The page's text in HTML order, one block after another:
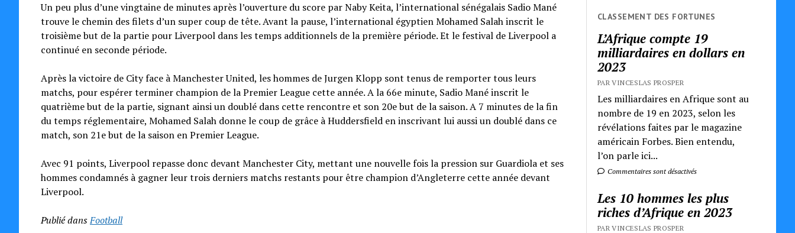
Un peu plus d’une vingtaine de minutes après l’ouverture du score par Naby Keita, l’international sénégalais Sadio Mané
trouve le chemin des filets d’un super coup de tête. Avant la pause, l’international égyptien Mohamed Salah inscrit le
troisième but de la partie pour Liverpool dans les temps additionnels de la première période. Et le festival de Liverpool a
continué en seconde période.
Après la victoire de City face à Manchester United, les hommes de Jurgen Klopp sont tenus de remporter tous leurs
matchs, pour espérer terminer champion de la Premier League cette année. A la 66e minute, Sadio Mané inscrit le
quatrième but de la partie, signant ainsi un doublé dans cette rencontre et son 20e but de la saison. A 7 minutes de la fin
du temps réglementaire, Mohamed Salah donne le coup de grâce à Huddersfield en inscrivant lui aussi un doublé dans ce
match, son 21e but de la saison en Premier League.
Avec 91 points, Liverpool repasse donc devant Manchester City, mettant une nouvelle fois la pression sur Guardiola et ses
hommes condamnés à gagner leur trois derniers matchs restants pour être champion d’Angleterre cette année devant
Liverpool.
Publié dansFootball
CLASSEMENT DES FORTUNES
L’Afrique compte 19
milliardaires en dollars en
2023
PAR VINCESLAS PROSPER
Les milliardaires en Afrique sont au
nombre de 19 en 2023, selon les
révélations faites par le magazine
américain Forbes. Bien entendu,
l’on parle ici...
Commentaires sont désactivés
Les 10 hommes les plus
riches d’Afrique en 2023
PAR VINCESLAS PROSPER